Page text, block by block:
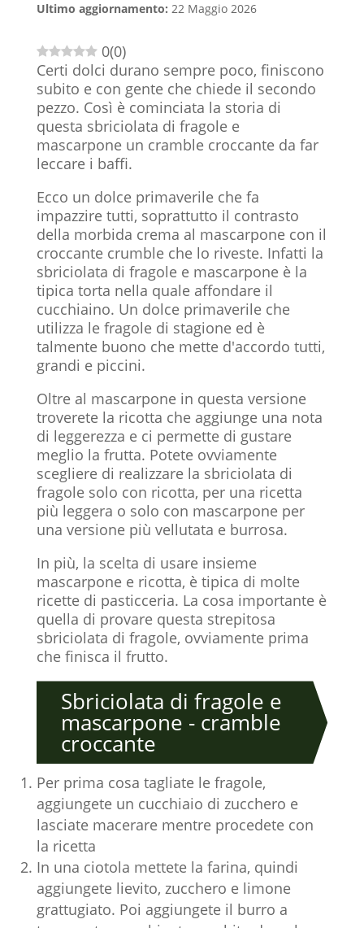
Ultimo aggiornamento: 22 Maggio 2026
0(0)
Certi dolci durano sempre poco, finiscono
subito e con gente che chiede il secondo
pezzo. Così è cominciata la storia di
questa sbriciolata di fragole e
mascarpone un cramble croccante da far
leccare i baffi.
Ecco un dolce primaverile che fa
impazzire tutti, soprattutto il contrasto
della morbida crema al mascarpone con il
croccante crumble che lo riveste. Infatti la
sbriciolata di fragole e mascarpone è la
tipica torta nella quale affondare il
cucchiaino. Un dolce primaverile che
utilizza le fragole di stagione ed è
talmente buono che mette d'accordo tutti,
grandi e piccini.
Oltre al mascarpone in questa versione
troverete la ricotta che aggiunge una nota
di leggerezza e ci permette di gustare
meglio la frutta. Potete ovviamente
scegliere di realizzare la sbriciolata di
fragole solo con ricotta, per una ricetta
più leggera o solo con mascarpone per
una versione più vellutata e burrosa.
In più, la scelta di usare insieme
mascarpone e ricotta, è tipica di molte
ricette di pasticceria. La cosa importante è
quella di provare questa strepitosa
sbriciolata di fragole, ovviamente prima
che finisca il frutto.
Sbriciolata di fragole e
mascarpone - cramble
croccante
Per prima cosa tagliate le fragole,
aggiungete un cucchiaio di zucchero e
lasciate macerare mentre procedete con
la ricetta
In una ciotola mettete la farina, quindi
aggiungete lievito, zucchero e limone
grattugiato. Poi aggiungete il burro a